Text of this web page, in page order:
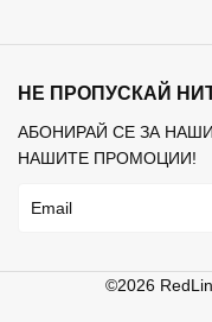
НЕ ПРОПУСКАЙ
АБОНИРАЙ СЕ ЗА
НАШИТЕ ПРОМОЦИИ!
©2026